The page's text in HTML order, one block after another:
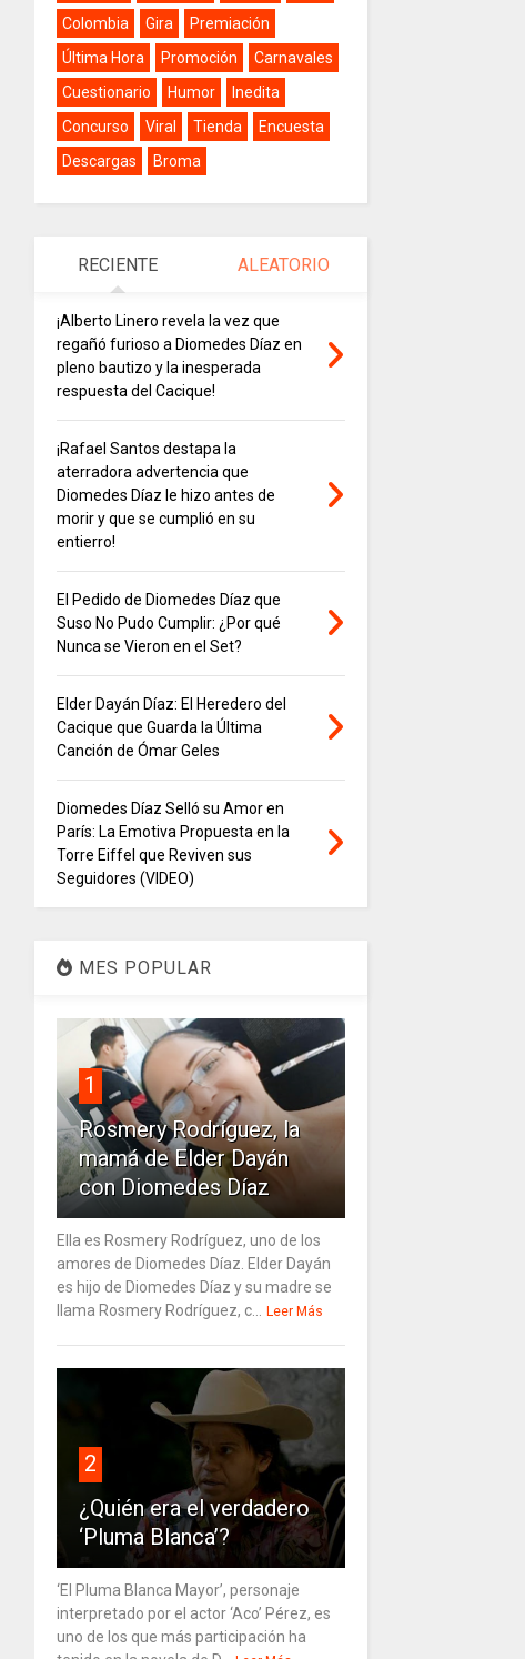
Colombia
Gira
Premiación
Última Hora
Promoción
Carnavales
Cuestionario
Humor
Inedita
Concurso
Viral Tienda
Encuesta
Descargas
Broma
RECIENTE ALEATORIO
¡Alberto Linero revela la vez que
regañó furioso a Diomedes Díaz en
pleno bautizo y la inesperada
respuesta del Cacique!
¡Rafael Santos destapa la
aterradora advertencia que
Diomedes Díaz le hizo antes de
morir y que se cumplió en su
entierro!
El Pedido de Diomedes Díaz que
Suso No Pudo Cumplir: ¿Por qué
Nunca se Vieron en el Set?
Elder Dayán Díaz: El Heredero del
Cacique que Guarda la Última
Canción de Ómar Geles
Diomedes Díaz Selló su Amor en
París: La Emotiva Propuesta en la
Torre Eiffel que Reviven sus
Seguidores (VIDEO)
MES POPULAR
1
Rosmery Rodríguez, la
mamá de Elder Dayán
con Diomedes Díaz
Ella es Rosmery Rodríguez, uno de los
amores de Diomedes Díaz. Elder Dayán
es hijo de Diomedes Díaz y su madre se
llama Rosmery Rodríguez, c... Leer Más
2
¿Quién era el verdadero
‘Pluma Blanca’?
‘El Pluma Blanca Mayor’, personaje
interpretado por el actor ‘Aco’ Pérez, es
uno de los que más participación ha